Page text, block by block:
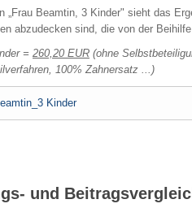
„Frau Beamtin, 3 Kinder" sieht das
abzudecken sind, die von der
= 260,20 EUR (ohne
100% Zahnersatz ...)
Kinder
und